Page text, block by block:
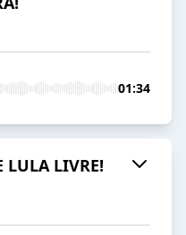
01:34
LULA LIVRE!